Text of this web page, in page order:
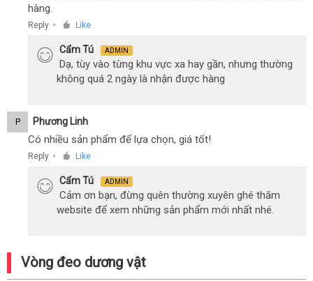
hàng.
Reply ● Like
Cẩm Tú ADMIN
Dạ, tùy vào từng khu vực xa hay gần, nhưng thường
không quá 2 ngày là nhận được hàng
P Phương Linh
Có nhiều sản phẩm để lựa chọn, giá tốt!
Reply ● Like
Cẩm Tú ADMIN
Cảm ơn bạn, đừng quên thường xuyên ghé thăm
website để xem những sản phẩm mới nhất nhé.
Vòng đeo dương vật